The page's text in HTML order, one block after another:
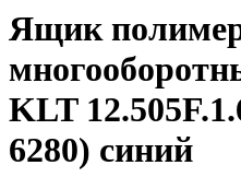
Ящик
KLT
6280) синий